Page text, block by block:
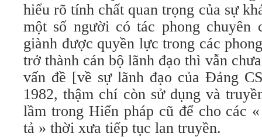
hiểu rõ tính chất quan trọng của sự
một số người có tác phong chuyên
giành được quyền lực trong các
trở thành cán bộ lãnh đạo thì vẫn
vấn đề [về sự lãnh đạo của Đảng
1982, thậm chí còn sử dụng và
lầm trong Hiến pháp cũ để cho các
tả » thời xưa tiếp tục lan truyền.